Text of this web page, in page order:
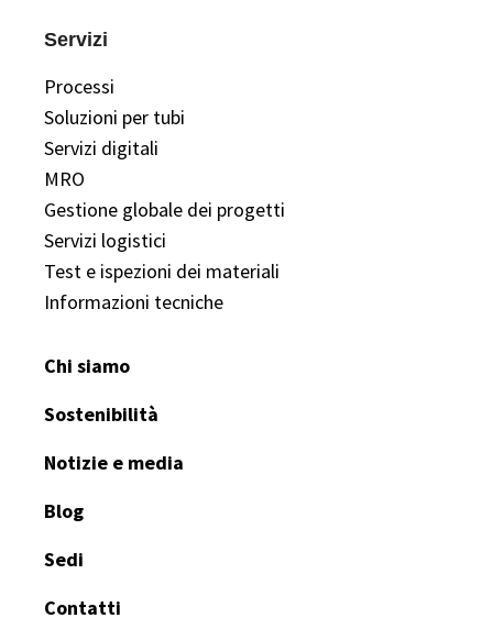
Servizi
Processi
Soluzioni per tubi
Servizi digitali
MRO
Gestione globale dei progetti
Servizi logistici
Test e ispezioni dei materiali
Informazioni tecniche
Chi siamo
Sostenibilità
Notizie e media
Blog
Sedi
Contatti